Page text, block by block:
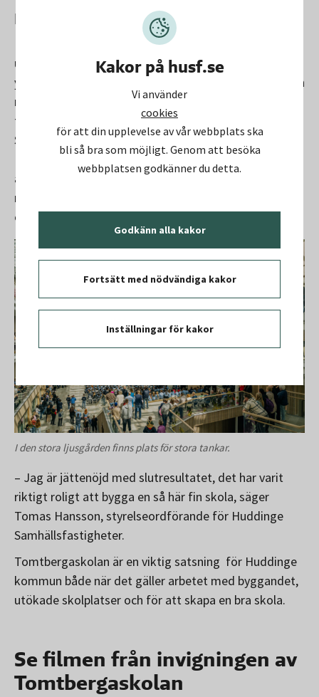
Kakor på husf.se
Vi använder
cookies
för att din upplevelse av vår webbplats ska
bli så bra som möjligt. Genom att besöka
webbplatsen godkänner du detta.
Godkänn alla kakor
Fortsätt med nödvändiga kakor
Inställningar för kakor
Miljöcertifierad
Huddinge Samhällsfastigheter har byggt till och
utökat kapaciteten på Tomtbergaskolan med
ytterligare cirka 400 elevplatser. Tomtbergaskolan kan
nu ta emot totalt 840 elever. I samband med bygget
förbättrades också tillgängligheten och utemiljöerna.
Skolan är miljöklassad och certifieras enligt
Miljöbyggnad silver, vilket innebär höga krav på bland
annat energieffektivitet, god ventilation och bra
materialval. Den befintliga skolbyggnaden och
områdets kulturhistoriska värde har bevarats.
I den stora ljusgården finns plats för stora tankar.
– Jag är jättenöjd med slutresultatet, det har varit
riktigt roligt att bygga en så här fin skola, säger
Tomas Hansson, styrelseordförande för Huddinge
Samhällsfastigheter.
Tomtbergaskolan är en viktig satsning för Huddinge
kommun både när det gäller arbetet med byggandet,
utökade skolplatser och för att skapa en bra skola.
Se filmen från invigningen av
Tomtbergaskolan